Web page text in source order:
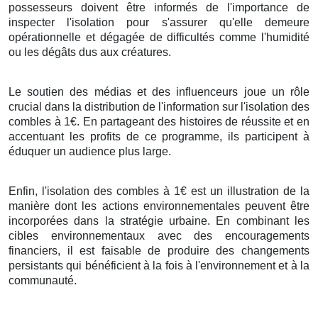
possesseurs doivent être informés de l'importance de
inspecter l'isolation pour s'assurer qu'elle demeure
opérationnelle et dégagée de difficultés comme l'humidité
ou les dégâts dus aux créatures.
Le soutien des médias et des influenceurs joue un rôle
crucial dans la distribution de l'information sur l'isolation des
combles à 1€. En partageant des histoires de réussite et en
accentuant les profits de ce programme, ils participent à
éduquer un audience plus large.
Enfin, l'isolation des combles à 1€ est un illustration de la
manière dont les actions environnementales peuvent être
incorporées dans la stratégie urbaine. En combinant les
cibles environnementaux avec des encouragements
financiers, il est faisable de produire des changements
persistants qui bénéficient à la fois à l'environnement et à la
communauté.